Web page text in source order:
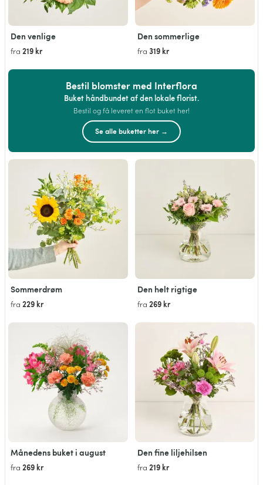
Den venlige
fra 219 kr
Den sommerlige
fra 319 kr
Bestil blomster med Interflora
Buket håndbundet af den lokale florist.
Bestil og få leveret en flot buket her!
Se alle buketter her →
Sommerdrøm
fra 229 kr
Den helt rigtige
fra 269 kr
Månedens buket i august
fra 269 kr
Den fine liljehilsen
fra 219 kr